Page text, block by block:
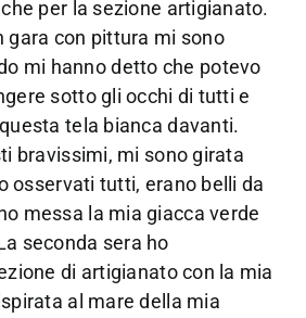
per la sezione artigianato.
gara con pittura mi sono
mi hanno detto che potevo
sotto gli occhi di tutti e
tela bianca davanti.
bravissimi, mi sono girata
osservati tutti, erano belli da
messa la mia giacca verde
seconda sera ho
di artigianato con la mia
al mare della mia